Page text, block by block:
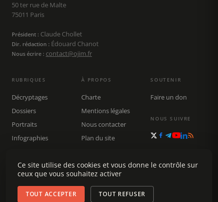
50 ter rue de Malte
75011 Paris
Président : Claude Chollet
Dir. rédaction : Édouard Chanot
Nous écrire : contact@ojim.fr
RUBRIQUES
Décryptages
Dossiers
Portraits
Infographies
Rechercher
À PROPOS
Charte
Mentions légales
Nous contacter
Plan du site
SOUTENIR
Faire un don
NOUS SUIVRE
Ce site utilise des cookies et vous donne le contrôle sur
ceux que vous souhaitez activer
TOUT ACCEPTER TOUT REFUSER